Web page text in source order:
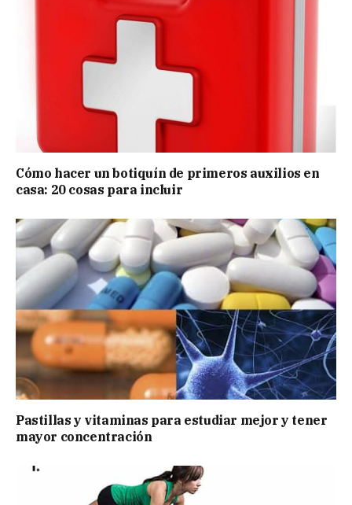
Cómo hacer un botiquín de primeros auxilios en
casa: 20 cosas para incluir
Pastillas y vitaminas para estudiar mejor y tener
mayor concentración